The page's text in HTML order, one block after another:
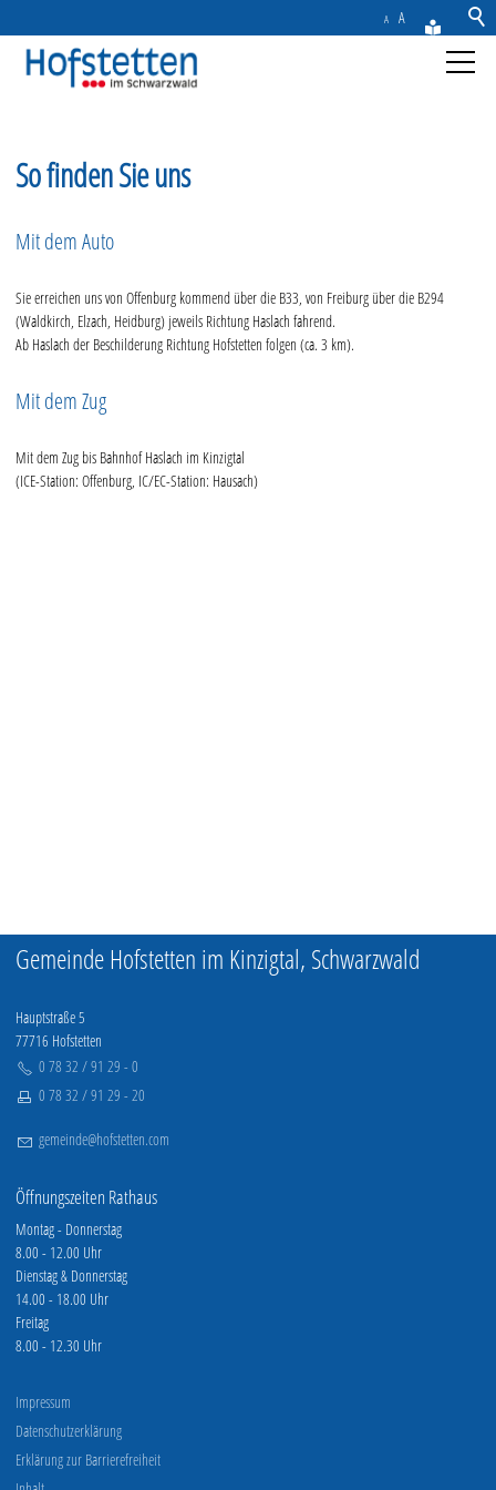
A A
Gemeinde
Rathaus & Service
Freizeit & Tourismus
So finden Sie uns
Mit dem Auto
Sie erreichen uns von Offenburg kommend über die B33, von Freiburg über die B294
(Waldkirch, Elzach, Heidburg) jeweils Richtung Haslach fahrend.
Ab Haslach der Beschilderung Richtung Hofstetten folgen (ca. 3 km).
Mit dem Zug
Mit dem Zug bis Bahnhof Haslach im Kinzigtal
(ICE-Station: Offenburg, IC/EC-Station: Hausach)
Gemeinde Hofstetten im Kinzigtal, Schwarzwald
Hauptstraße 5
77716 Hofstetten
0 78 32 / 91 29 - 0
0 78 32 / 91 29 - 20
g m nd h fst tt n c m
Öffnungszeiten Rathaus
Montag - Donnerstag
8.00 - 12.00 Uhr
Dienstag & Donnerstag
14.00 - 18.00 Uhr
Freitag
8.00 - 12.30 Uhr
Impressum
Datenschutzerklärung
Erklärung zur Barrierefreiheit